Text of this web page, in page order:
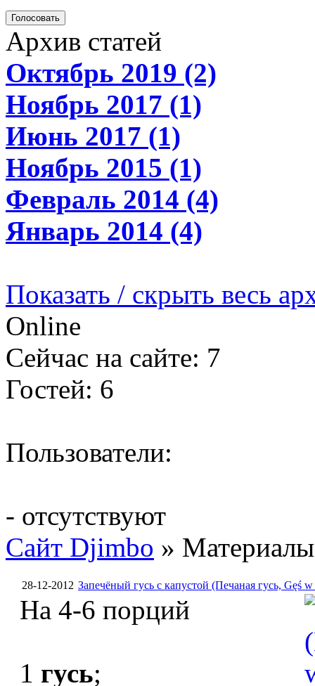
Голосовать
Архив статей
Октябрь 2019 (2)
Ноябрь 2017 (1)
Июнь 2017 (1)
Ноябрь 2015 (1)
Февраль 2014 (4)
Январь 2014 (4)
Показать / скрыть весь
Online
Сейчас на сайте: 7
Гостей: 6
Пользователи:
- отсутствуют
Сайт Djimbo »
28-12-2012 Запечёный гусь с капустой (Печаная гусь, Gęś
На 4-6 порций
1 гусь;